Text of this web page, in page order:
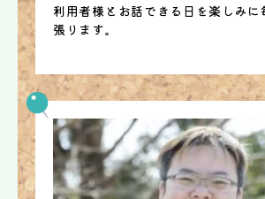
利用者様とお話できる日を楽しみに
張ります。